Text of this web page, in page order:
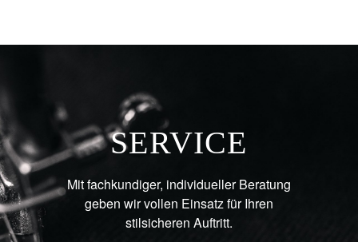
SERVICE
Mit fachkundiger, individueller Beratung
geben wir vollen Einsatz für Ihren
stilsicheren Auftritt.